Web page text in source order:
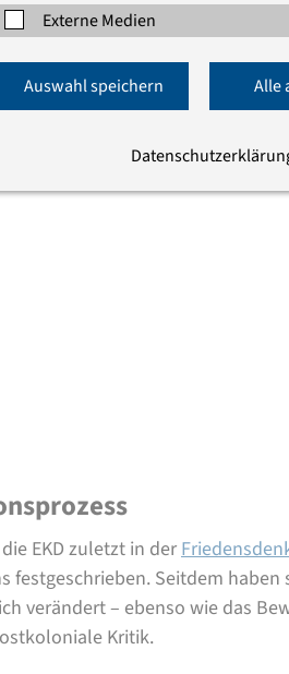
EKD zuletzt in der
festgeschrieben. Seitdem haben
verändert – ebenso wie das
Kritik.
Externe Medien
Auswahl speichern Alle